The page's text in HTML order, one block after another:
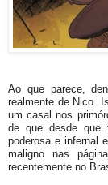
Ao que parece,
realmente de Nico.
um casal nos
de que desde que
poderosa e infernal
maligno nas
recentemente no